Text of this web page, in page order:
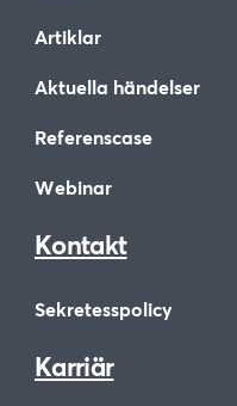
Artiklar
Aktuella händelser
Referenscase
Webinar
Kontakt
Sekretesspolicy
Karriär